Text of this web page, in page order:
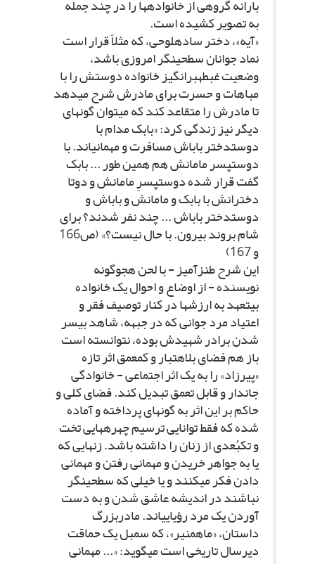
بارانه گروهى از خانواده‏ها را در چند جمله
به تصویر کشیده است.
«آیه»، دختر ساده‏لوحى، که مثلاً قرار است
نماد جوانان سطحى‏نگر امروزى باشد،
وضعیت غبطه‏برانگیز خانواده دوستش را با
مباهات و حسرت براى مادرش شرح مى‏دهد
تا مادرش را متقاعد کند که مى‏توان گونه‏اى
دیگر نیز زندگى کرد: «بابک مدام با
دوست‏دختر باباش مسافرت و مهمانى‏اند. با
دوست‏پسر مامانش هم همین طور ... بابک
گفت قرار شده دوست‏پسرِ مامانش و دوتا
دخترانش با بابک و مامانش و باباش و
دوست‏دختر باباش ... چند نفر شدند؟ براى
شام بروند بیرون. با حال نیست؟» (ص‏166
و 167)
این شرح طنزآمیز - با لحن هجوگونه
نویسنده - از اوضاع و احوال یک خانواده
بى‏تعهد به ارزش‏ها در کنار توصیف فقر و
اعتیاد مرد جوانى که در جبهه، شاهد بى‏سر
شدن برادر شهیدش بوده، نتوانسته است
باز هم فضاى بلاهت‏بار و کم‏عمق اثر تازه
«پیرزاد» را به یک اثر اجتماعى - خانوادگى
جاندار و قابل تعمق تبدیل کند. فضاى کلى و
حاکم بر این اثر به گونه‏اى پرداخته و آماده
شده که فقط توانایى ترسیم چهره‏هایى تخت
و تک‏بُعدى از زنان را داشته باشد. زن‏هایى که
یا به جواهر خریدن و مهمانى رفتن و مهمانى
دادن فکر مى‏کنند و یا خیلى که سطحى‏نگر
نباشند در اندیشه عاشق شدن و به دست
آوردن یک مرد رؤیایى‏اند. مادربزرگ
داستان، «ماه‏منیر»، که سمبل یک حماقت
دیرسال تاریخى است مى‏گوید: «... مهمانى